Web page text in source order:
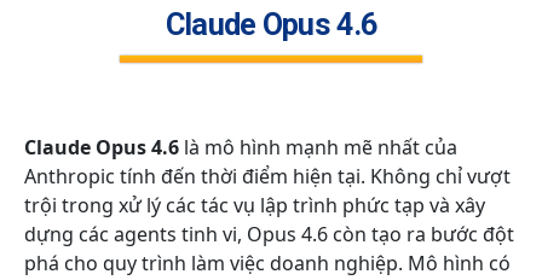
Claude Opus 4.6
Claude Opus 4.6 là mô hình mạnh mẽ nhất của
Anthropic tính đến thời điểm hiện tại. Không chỉ vượt
trội trong xử lý các tác vụ lập trình phức tạp và xây
dựng các agents tinh vi, Opus 4.6 còn tạo ra bước đột
phá cho quy trình làm việc doanh nghiệp. Mô hình có